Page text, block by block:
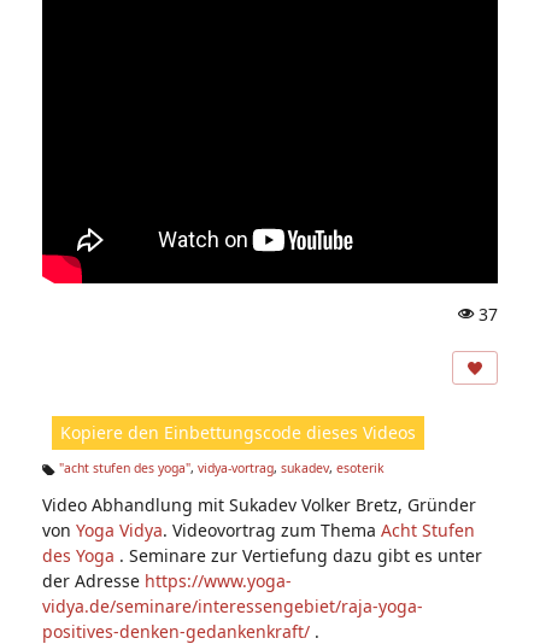
ns
ic
37
Kopiere den Einbettungscode dieses Videos
g
s:
"acht stufen des yoga", vidya-vortrag, sukadev, esoterik
Video Abhandlung mit Sukadev Volker Bretz, Gründer
von Yoga Vidya. Videovortrag zum Thema Acht Stufen
des Yoga . Seminare zur Vertiefung dazu gibt es unter
der Adresse https://www.yoga-
vidya.de/seminare/interessengebiet/raja-yoga-
positives-denken-gedankenkraft/ .